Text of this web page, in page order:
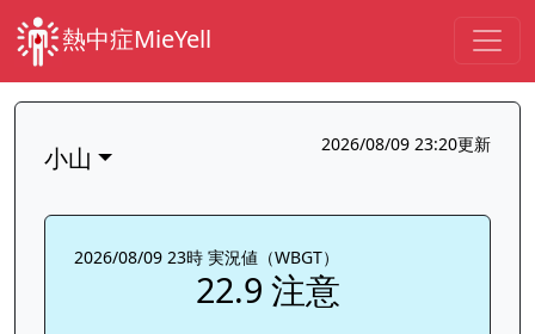
熱中症MieYell
小山 2026/08/09 23:20更新
2026/08/09 23時 実況値（WBGT）
22.9 注意